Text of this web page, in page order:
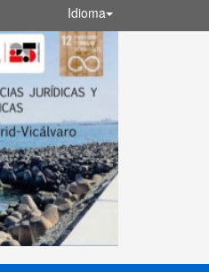
Idioma